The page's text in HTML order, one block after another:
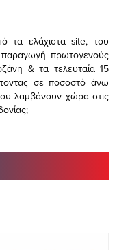
τα ελάχισταsite, του
πρωτογενούς
& τα τελευταία 15
σε ποσοστό άνω
λαμβάνουν χώρα στις